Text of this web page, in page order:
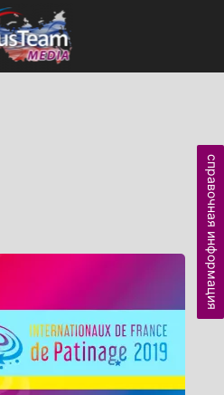
справочная информация